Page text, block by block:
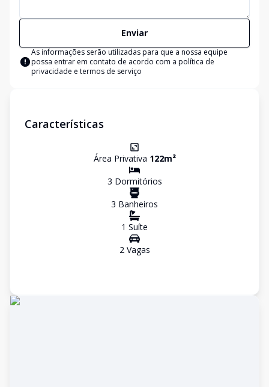
Enviar
As informações serão utilizadas para que a nossa equipe
possa entrar em contato de acordo com a política de
privacidade e termos de serviço
Características
Área Privativa 122m²
3 Dormitórios
3 Banheiros
1 Suíte
2Vagas